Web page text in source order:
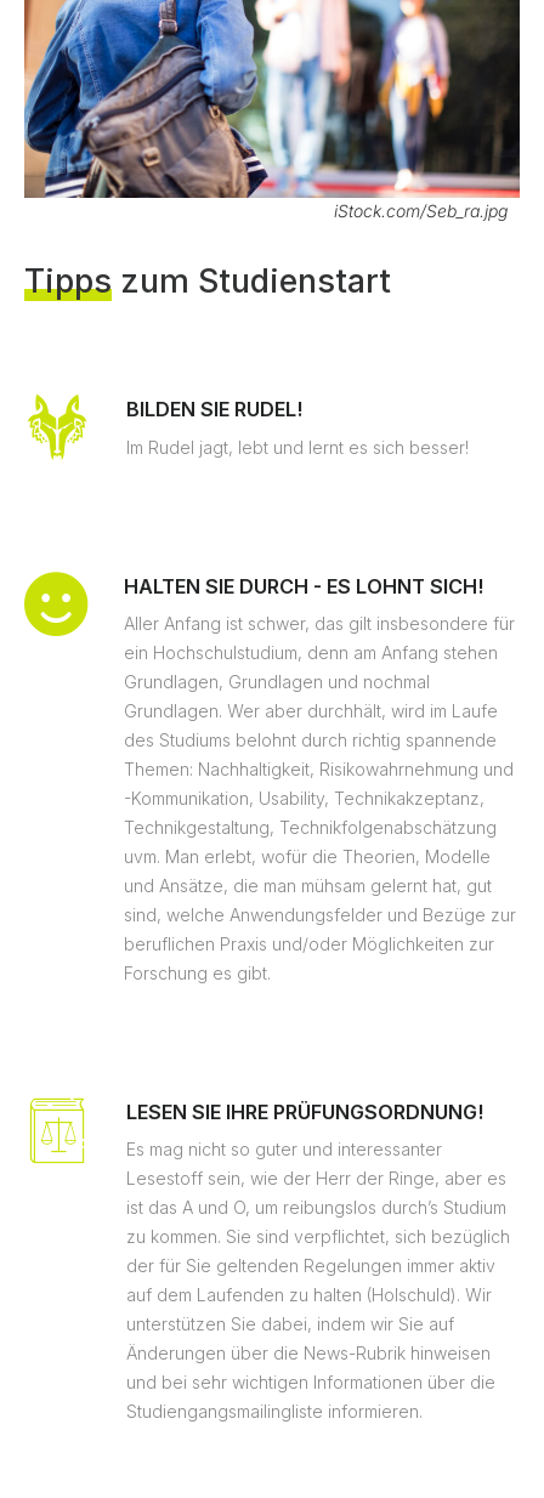
iStock.com/Seb_ra.jpg
Tipps zum Studienstart
BILDEN SIE RUDEL!
Im Rudel jagt, lebt und lernt es sich besser!
HALTEN SIE DURCH - ES LOHNT SICH!
Aller Anfang ist schwer, das gilt insbesondere für
ein Hochschulstudium, denn am Anfang stehen
Grundlagen, Grundlagen und nochmal
Grundlagen. Wer aber durchhält, wird im Laufe
des Studiums belohnt durch richtig spannende
Themen: Nachhaltigkeit, Risikowahrnehmung und
-Kommunikation, Usability, Technikakzeptanz,
Technikgestaltung, Technikfolgenabschätzung
uvm. Man erlebt, wofür die Theorien, Modelle
und Ansätze, die man mühsam gelernt hat, gut
sind, welche Anwendungsfelder und Bezüge zur
beruflichen Praxis und/oder Möglichkeiten zur
Forschung es gibt.
LESEN SIE IHRE PRÜFUNGSORDNUNG!
Es mag nicht so guter und interessanter
Lesestoff sein, wie der Herr der Ringe, aber es
ist das A und O, um reibungslos durch’s Studium
zu kommen. Sie sind verpflichtet, sich bezüglich
der für Sie geltenden Regelungen immer aktiv
auf dem Laufenden zu halten (Holschuld). Wir
unterstützen Sie dabei, indem wir Sie auf
Änderungen über die News-Rubrik hinweisen
und bei sehr wichtigen Informationen über die
Studiengangsmailingliste informieren.